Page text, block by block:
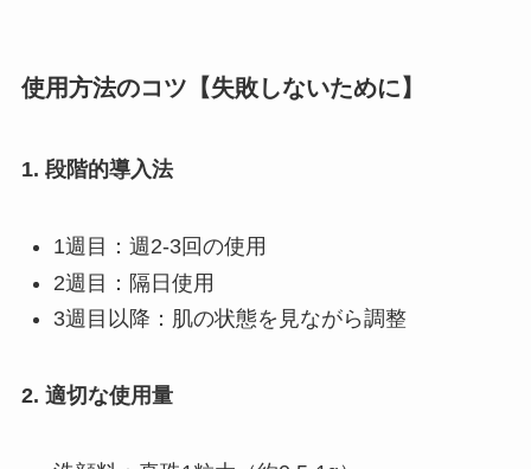
使用方法のコツ【失敗しないために】
1. 段階的導入法
1週目：週2-3回の使用
2週目：隔日使用
3週目以降：肌の状態を見ながら調整
2. 適切な使用量